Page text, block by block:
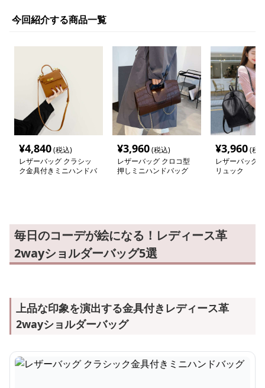
今回紹介する商品一覧
¥4,840(税込)
レザーバッグ クラシッ
ク金具付きミニハンドバ
¥3,960(税込)
レザーバッグ クロコ型
押しミニハンドバッグ
¥3,960(税
レザーバッグ
リュック
毎日のコーデが絵になる！レディース革
2wayショルダーバッグ5選
上品な印象を演出する金具付きレディース革
2wayショルダーバッグ